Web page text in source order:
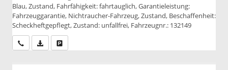
Blau, Zustand, Fahrfähigkeit: fahrtauglich, Garantieleistung:
Fahrzeuggarantie, Nichtraucher-Fahrzeug, Zustand, Beschaffenheit:
Scheckheftgepflegt, Zustand: unfallfrei, Fahrzeugnr.: 132149
Wir rufen Sie anPDF-Datei, Fahrzeugexposé drucken